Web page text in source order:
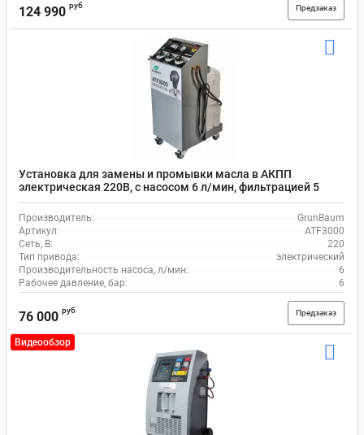
124 990 руб Предзаказ
Установка для замены и промывки масла в АКПП
электрическая 220В, с насосом 6 л/мин, фильтрацией 5
мкм, объем 2х20 л GrunBaum ATF3000
Производитель:
GrunBaum
Артикул:
ATF3000
Сеть, В:
220
Тип привода:
электрический
Производительность насоса, л/мин:
6
Рабочее давление, бар:
6
76 000 руб Предзаказ
Видеообзор